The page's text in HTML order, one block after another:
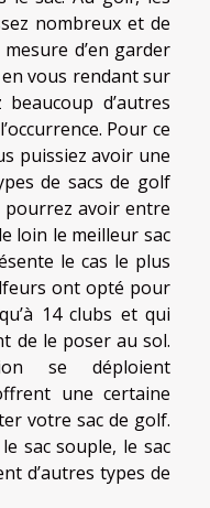
nombreux et de
d’en garder
vous rendant sur
d’autres
Pour ce
puissiez avoir une
de sacs de golf
pourrez avoir entre
loin le meilleur sac
le cas le plus
ont opté pour
14 clubs et qui
de le poser au sol.
se déploient
une certaine
votre sac de golf.
sac souple, le sac
d’autres types de